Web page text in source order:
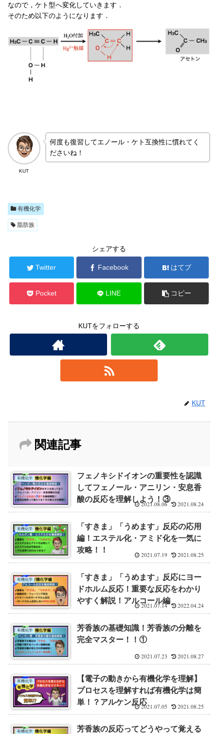
なので，ケト型へ変化していきます．
そのため以下のようになります．
KUT
何度も復習してエノール・ケト互換性に慣れてく
ださいね！
有機化学
脂肪族
シェアする
Twitter Facebook はてブ
Pocket LINE コピー
KUTをフォローする
KUT
関連記事
有機化学
フェノキシドイオンの重要性を認識
してフェノール・アニリン・安息香
酸の反応を理解しよう！③
2021.08.06 2021.08.24
有機化学
「すきま」「うめます」反応の応用
編！エステル化・アミド化を一気に
攻略！！
2021.07.19 2021.08.25
有機化学
「すきま」「うめます」反応にヨー
ドホルム反応！重要な反応をわかり
やすく解説！アルコール編
2021.07.14 2022.04.24
有機化学
芳香族の基礎知識！芳香族の分離を
完全マスター！！①
2021.07.23 2021.08.27
有機化学
【電子の動きから有機化学を理解】
プロセスを理解すれば有機化学は簡
単！？アルケン反応
2021.07.05 2021.08.25
有機化学
芳香族の反応ってどうやって覚える